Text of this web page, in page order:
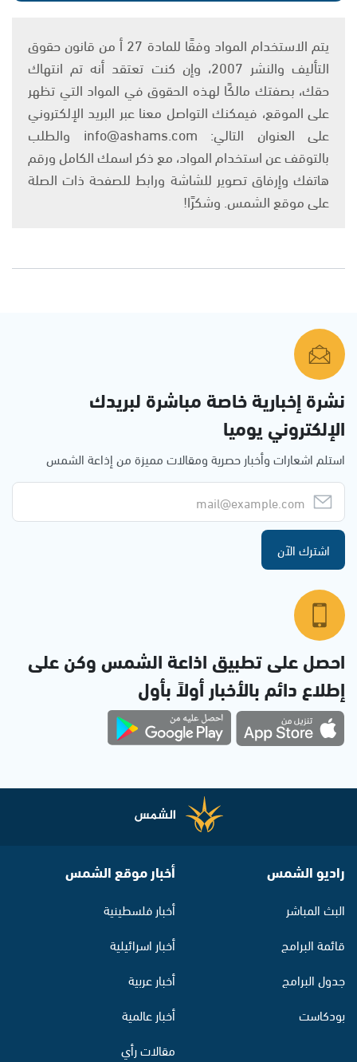
يتم الاستخدام المواد وفقًا للمادة 27 أ من قانون حقوق
التأليف والنشر 2007، وإن كنت تعتقد أنه تم انتهاك
حقك، بصفتك مالكًا لهذه الحقوق في المواد التي تظهر
على الموقع، فيمكنك التواصل معنا عبر البريد الإلكتروني
على العنوان التالي: info@ashams.com والطلب
بالتوقف عن استخدام المواد، مع ذكر اسمك الكامل ورقم
هاتفك وإرفاق تصوير للشاشة ورابط للصفحة ذات الصلة
على موقع الشمس. وشكرًا!
نشرة إخبارية خاصة مباشرة لبريدك
الإلكتروني يوميا
استلم اشعارات وأخبار حصرية ومقالات مميزة من إذاعة الشمس
اشترك الآن
احصل على تطبيق اذاعة الشمس وكن على
إطلاع دائم بالأخبار أولاً بأول
راديو الشمس
البث المباشر
قائمة البرامج
جدول البرامج
بودكاست
أخبار موقع الشمس
أخبار فلسطينية
أخبار اسرائيلية
أخبار عربية
أخبار عالمية
مقالات رأي